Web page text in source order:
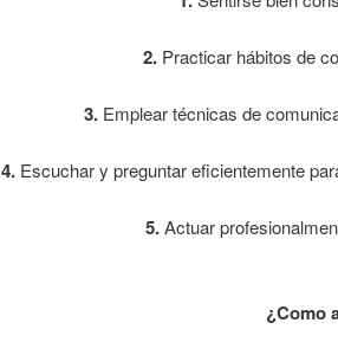
2. Practicar hábitos de
3. Emplear técnicas de
4.Escuchar y preguntar eficientemente
5.Actuar
¿Como